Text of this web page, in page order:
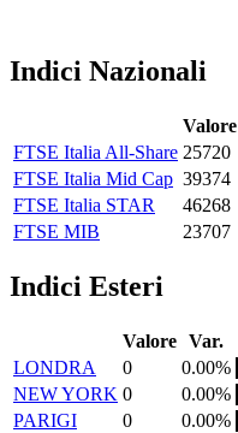
Indici Nazionali
Valore
FTSE Italia All-Share 25720
FTSE Italia Mid Cap 39374
FTSE Italia STAR
46268
FTSE MIB
23707
Indici Esteri
Valore Var.
LONDRA
0
0.00%
NEW YORK 0
0.00%
PARIGI
0
0.00%